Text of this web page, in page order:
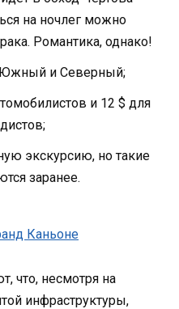
на ночлег можно
Романтика, однако!
Южный и Северный;
и 12 $ для
экскурсию, но такие
заранее.
что, несмотря на
инфраструктуры,